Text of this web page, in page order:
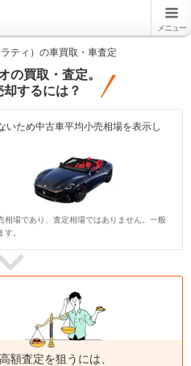
メニュー
ティ）の車買取・車査定
の買取・査定。
するには？
いため中古車平均小売相場を表示し
場であり、査定相場ではありません。一般
。
額査定を狙うには、